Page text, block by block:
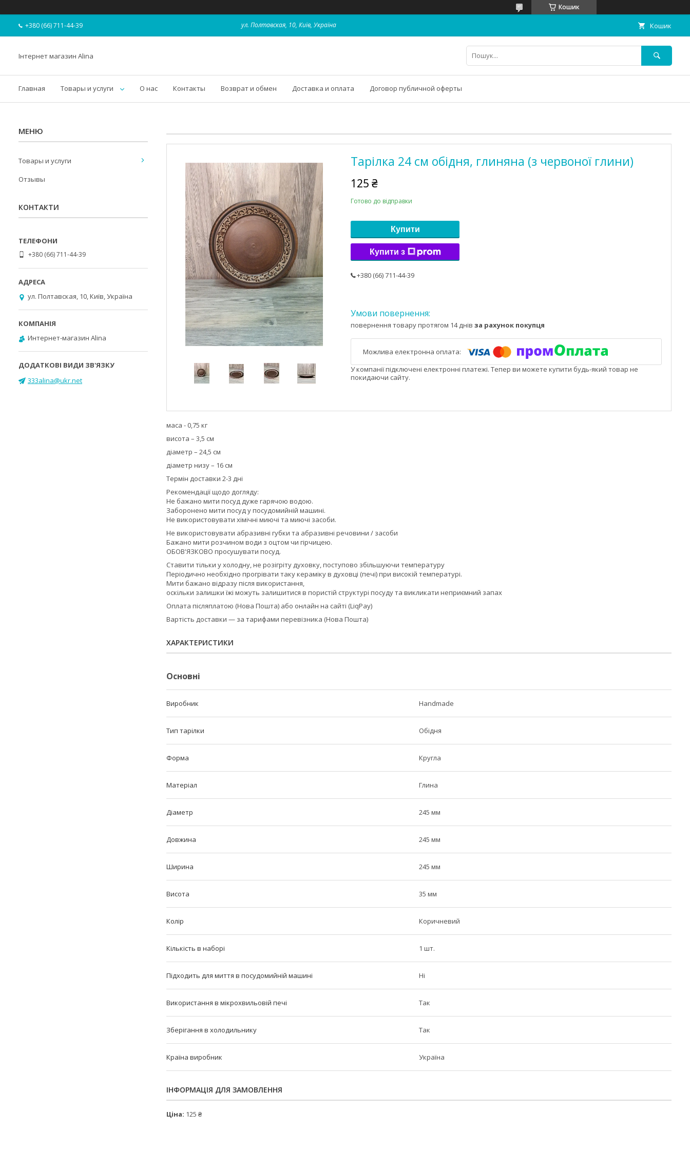
Кошик
+380 (66) 711-44-39 ул. Полтавская, 10, Київ, Україна Кошик
Інтернет магазин Alina
Главная Товары и услуги О нас Контакты Возврат и обмен Доставка и оплата Договор публичной оферты
Тарілка 24 см обідня, глиняна (з червоної глини)
125 ₴
Готово до відправки
Купити
Купити з
+380 (66) 711-44-39
повернення товару протягом 14 днів за рахунок покупця
У компанії підключені електронні платежі. Тепер ви можете купити будь-який товар не
покидаючи сайту.
маса - 0,75 кг
висота – 3,5 см
діаметр – 24,5 см
діаметр низу – 16 см
Термін доставки 2-3 дні
Рекомендації щодо догляду:
Не бажано мити посуд дуже гарячою водою.
Заборонено мити посуд у посудомийній машині.
Не використовувати хімічні миючі та миючі засоби.
Не використовувати абразивні губки та абразивні речовини / засоби
Бажано мити розчином води з оцтом чи гірчицею.
ОБОВ'ЯЗКОВО просушувати посуд.
Ставити тільки у холодну, не розігріту духовку, поступово збільшуючи температуру
Періодично необхідно прогрівати таку кераміку в духовці (печі) при високій температурі.
Мити бажано відразу після використання,
оскільки залишки їжі можуть залишитися в пористій структурі посуду та викликати неприємний запах
Оплата післяплатою (Нова Пошта) або онлайн на сайті (LiqPay)
Вартість доставки — за тарифами перевізника (Нова Пошта)
ХАРАКТЕРИСТИКИ
Основні
Виробник Handmade
Тип тарілки Обідня
Форма Кругла
Матеріал Глина
Діаметр 245 мм
Довжина 245 мм
Ширина 245 мм
Висота 35 мм
Колір Коричневий
Кількість в наборі 1 шт.
Підходить для миття в посудомийній машині Ні
Використання в мікрохвильовій печі Так
Зберігання в холодильнику Так
Країна виробник Україна
ІНФОРМАЦІЯ ДЛЯ ЗАМОВЛЕННЯ
Ціна: 125 ₴
Товары и услуги
Отзывы
КОНТАКТИ
+380 (66) 711-44-39
ул. Полтавская, 10, Київ, Україна
Интернет-магазин Alina
333alina@ukr.net